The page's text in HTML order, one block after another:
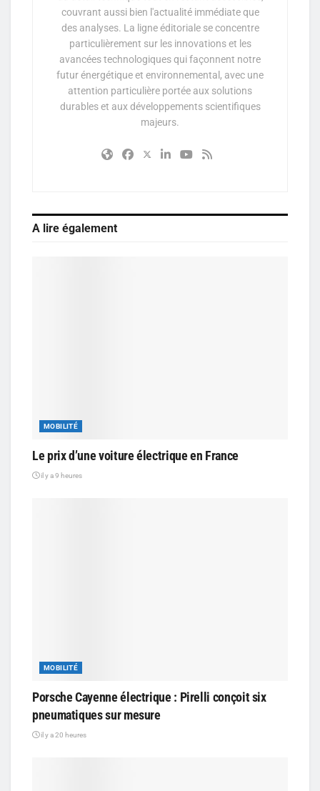
couvrant aussi bien l'actualité immédiate que
des analyses. La ligne éditoriale se concentre
particulièrement sur les innovations et les
avancées technologiques qui façonnent notre
futur énergétique et environnemental, avec une
attention particulière portée aux solutions
durables et aux développements scientifiques
majeurs.
A lire également
MOBILITÉ
Le prix d’une voiture électrique en France
il y a 9 heures
MOBILITÉ
Porsche Cayenne électrique : Pirelli conçoit six
pneumatiques sur mesure
il y a 20 heures